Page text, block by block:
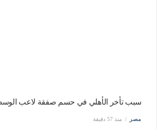
سبب تأخر الأهلي في حسم صفقة لاعب
مصر منذ 57 دقيقة